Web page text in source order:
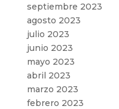
septiembre 2023
agosto 2023
julio 2023
junio 2023
mayo 2023
abril 2023
marzo 2023
febrero 2023